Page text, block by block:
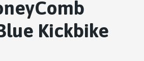
Kickbike